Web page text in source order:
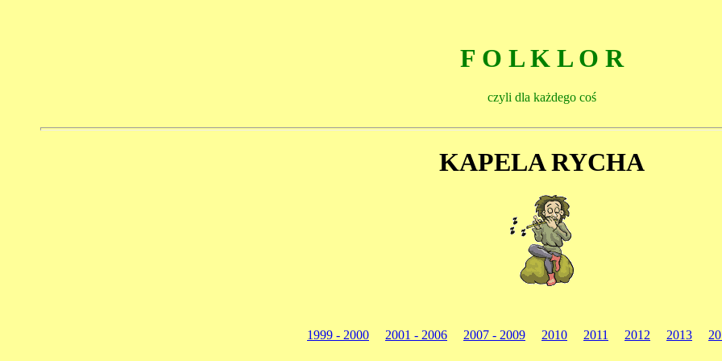
F O L K L O R
czyli dla każdego coś
KAPELA RYCHA
1999 - 2000 2001 - 2006 2007 - 2009 2010 2011 2012 2013